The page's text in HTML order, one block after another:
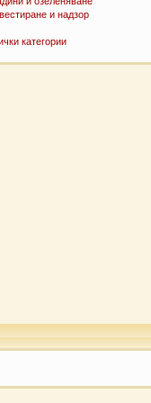
и надзор
категории